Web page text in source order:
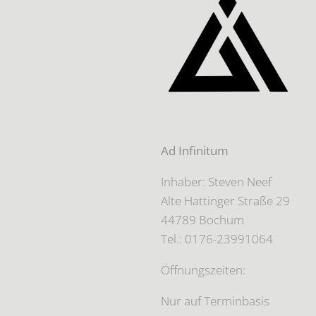
Ad Infinitum
Inhaber: Steven Neef
Alte Hattinger Straße 29
44789 Bochum
Tel.: 0176-23991064
Öffnungszeiten:
Nur auf Terminbasis